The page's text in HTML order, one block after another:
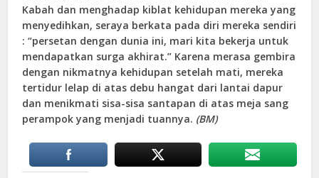
Kabah dan menghadap kiblat kehidupan mereka yang
menyedihkan, seraya berkata pada diri mereka sendiri
: “persetan dengan dunia ini, mari kita bekerja untuk
mendapatkan surga akhirat.” Karena merasa gembira
dengan nikmatnya kehidupan setelah mati, mereka
tertidur lelap di atas debu hangat dari lantai dapur
dan menikmati sisa-sisa santapan di atas meja sang
perampok yang menjadi tuannya. (BM)